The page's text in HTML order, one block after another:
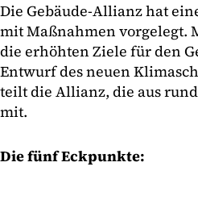
Die Gebäude-Allianz hat
mit Maßnahmen vorgelegt.
die erhöhten Ziele für den
Entwurf des neuen
teilt die Allianz, die aus
mit.
Die fünf Eckpunkte: